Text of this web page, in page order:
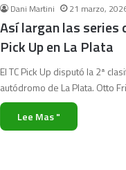
Dani Martini 21 marzo,
Así largan las series
Pick Up en La Plata
El TC Pick Up disputó la 2ª
autódromo de La Plata. Otto
Lee Mas "